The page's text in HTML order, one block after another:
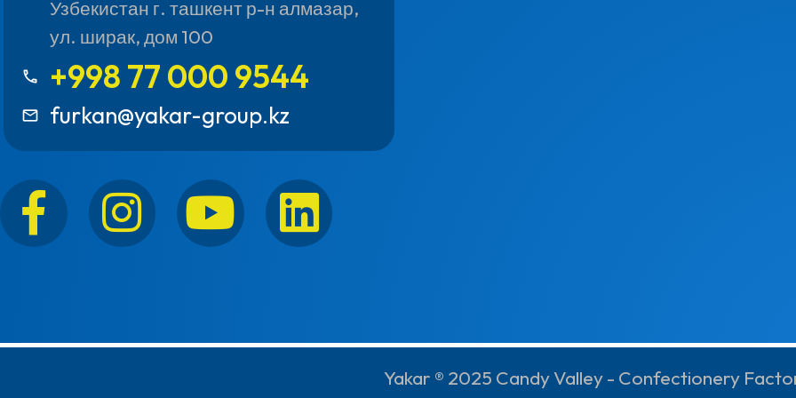
Узбекистан г. ташкент р-н алмазар,
ул. ширак, дом 100
call +998 77 000 9544
mail_outline furkan@yakar-group.kz
Yakar ® 2025 Candy Valley - Confectionery